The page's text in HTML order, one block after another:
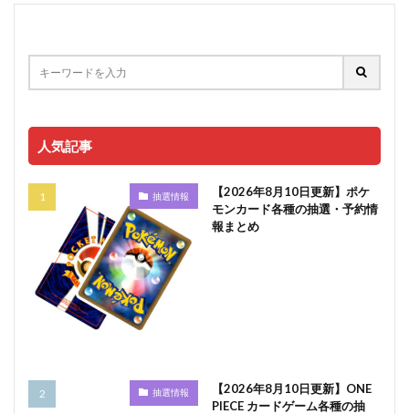
人気記事
抽選情報
【2026年8月10日更新】ポケ
モンカード各種の抽選・予約情
報まとめ
抽選情報
【2026年8月10日更新】ONE
PIECE カードゲーム各種の抽